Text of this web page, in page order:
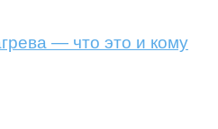
— что это и кому